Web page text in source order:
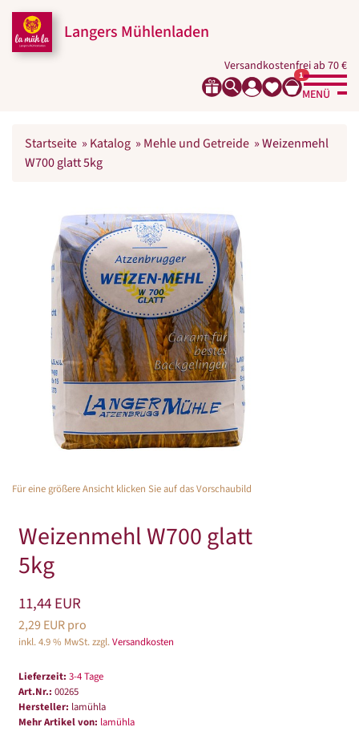
Langers Mühlenladen
Versandkostenfrei ab 70 €
1
MENÜ
Startseite » Katalog » Mehle und Getreide »Weizenmehl
W700 glatt 5kg
Für eine größere Ansicht klicken Sie auf das Vorschaubild
Weizenmehl W700 glatt
5kg
11,44 EUR
2,29 EUR pro
inkl. 4.9 % MwSt. zzgl.Versandkosten
Lieferzeit: 3-4 Tage
Art.Nr.: 00265
Hersteller: lamühla
Mehr Artikel von: lamühla